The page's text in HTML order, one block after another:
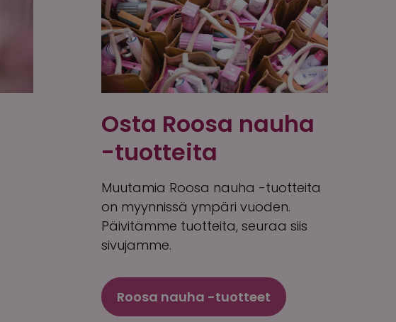
Osta Roosa nauha
-tuotteita
Muutamia Roosa nauha -tuotteita
on myynnissä ympäri vuoden.
Päivitämme tuotteita, seuraa siis
sivujamme.
Roosa nauha -tuotteet